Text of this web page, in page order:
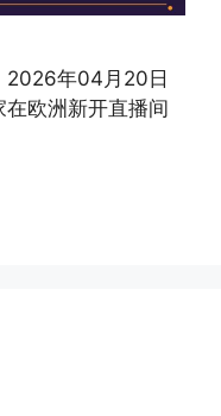
2026年04月20日
欧洲新开直播间